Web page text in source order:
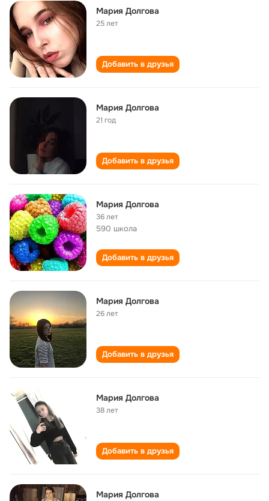
Мария Долгова
25 лет
Добавить в друзья
Мария Долгова
21 год
Добавить в друзья
Мария Долгова
36 лет
590 школа
Добавить в друзья
Мария Долгова
26 лет
Добавить в друзья
Мария Долгова
38 лет
Добавить в друзья
Мария Долгова